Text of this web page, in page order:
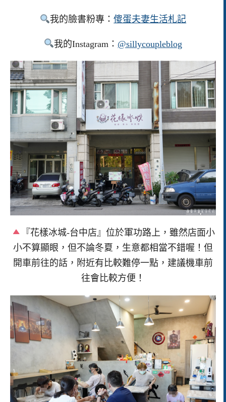
我的臉書粉專：傻蛋夫妻生活札記
我的Instagram： @sillycoupleblog
『花樣冰城-台中店』位於軍功路上，雖然店面小
小不算顯眼，但不論冬夏，生意都相當不錯喔！但
開車前往的話，附近有比較難停一點，建議機車前
往會比較方便！